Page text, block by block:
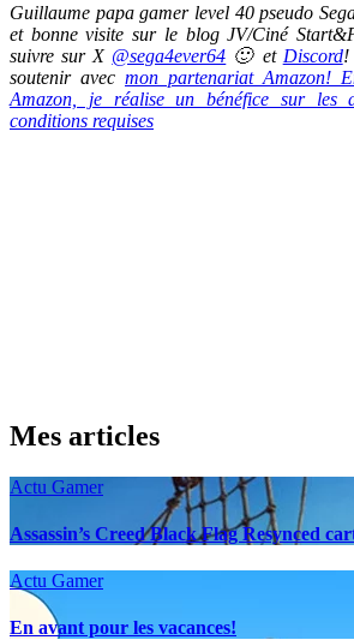
Guillaume papa gamer level 40 pseudo
et bonne visite sur le blog JV/Ciné
suivre sur X @sega4ever64 🙂 et Discord!
soutenir avec mon partenariat Amazon!
Amazon, je réalise un bénéfice sur les
conditions requises
Mes articles
Actu Gamer
Assassin’s Creed Black Flag Resynced
Actu Gamer
En avant pour les vacances!